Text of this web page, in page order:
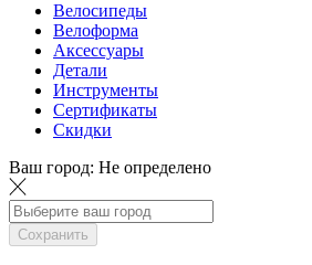
Велосипеды
Велоформа
Аксессуары
Детали
Инструменты
Сертификаты
Скидки
Ваш город: Не определено
Сохранить